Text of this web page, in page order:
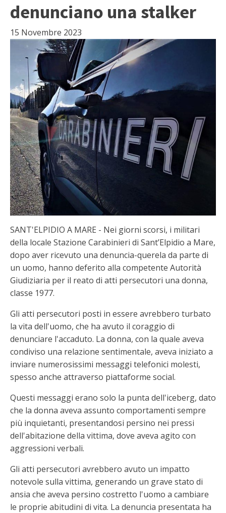
denunciano una stalker
15 Novembre 2023
SANT'ELPIDIO A MARE - Nei giorni scorsi, i militari
della locale Stazione Carabinieri di Sant’Elpidio a Mare,
dopo aver ricevuto una denuncia-querela da parte di
un uomo, hanno deferito alla competente Autorità
Giudiziaria per il reato di atti persecutori una donna,
classe 1977.
Gli atti persecutori posti in essere avrebbero turbato
la vita dell'uomo, che ha avuto il coraggio di
denunciare l'accaduto. La donna, con la quale aveva
condiviso una relazione sentimentale, aveva iniziato a
inviare numerosissimi messaggi telefonici molesti,
spesso anche attraverso piattaforme social.
Questi messaggi erano solo la punta dell'iceberg, dato
che la donna aveva assunto comportamenti sempre
più inquietanti, presentandosi persino nei pressi
dell'abitazione della vittima, dove aveva agito con
aggressioni verbali.
Gli atti persecutori avrebbero avuto un impatto
notevole sulla vittima, generando un grave stato di
ansia che aveva persino costretto l'uomo a cambiare
le proprie abitudini di vita. La denuncia presentata ha